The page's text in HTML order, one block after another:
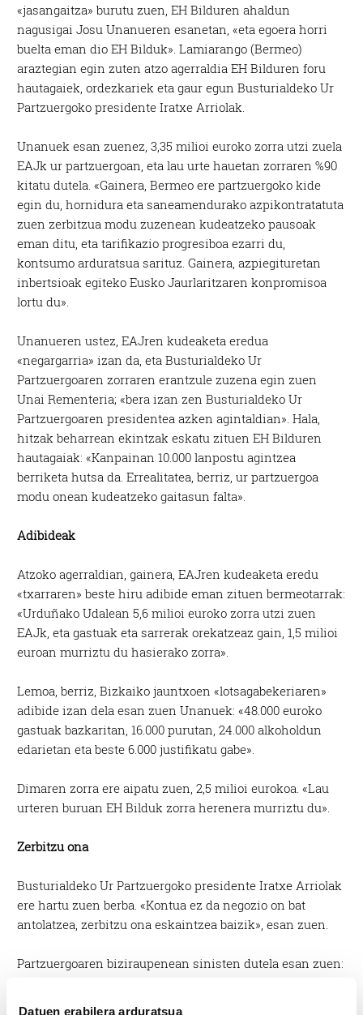
Datuen erabilera arduratsua
«jasangaitza» burutu zuen, EH Bilduren ahaldun
nagusigai Josu Unanueren esanetan, «eta egoera horri
buelta eman dio EH Bilduk». Lamiarango (Bermeo)
araztegian egin zuten atzo agerraldia EH Bilduren foru
hautagaiek, ordezkariek eta gaur egun Busturialdeko Ur
Partzuergoko presidente Iratxe Arriolak.
Unanuek esan zuenez, 3,35 milioi euroko zorra utzi zuela
EAJk ur partzuergoan, eta lau urte hauetan zorraren %90
kitatu dutela. «Gainera, Bermeo ere partzuergoko kide
egin du, hornidura eta saneamendurako azpikontratatuta
zuen zerbitzua modu zuzenean kudeatzeko pausoak
eman ditu, eta tarifikazio progresiboa ezarri du,
kontsumo arduratsua sarituz. Gainera, azpiegituretan
inbertsioak egiteko Eusko Jaurlaritzaren konpromisoa
lortu du».
Unanueren ustez, EAJren kudeaketa eredua
«negargarria» izan da, eta Busturialdeko Ur
Partzuergoaren zorraren erantzule zuzena egin zuen
Unai Rementeria; «bera izan zen Busturialdeko Ur
Partzuergoaren presidentea azken agintaldian». Hala,
hitzak beharrean ekintzak eskatu zituen EH Bilduren
hautagaiak: «Kanpainan 10.000 lanpostu agintzea
berriketa hutsa da. Errealitatea, berriz, ur partzuergoa
modu onean kudeatzeko gaitasun falta».
Adibideak
Atzoko agerraldian, gainera, EAJren kudeaketa eredu
«txarraren» beste hiru adibide eman zituen bermeotarrak:
«Urduñako Udalean 5,6 milioi euroko zorra utzi zuen
EAJk, eta gastuak eta sarrerak orekatzeaz gain, 1,5 milioi
euroan murriztu du hasierako zorra».
Lemoa, berriz, Bizkaiko jauntxoen «lotsagabekeriaren»
adibide izan dela esan zuen Unanuek: «48.000 euroko
gastuak bazkaritan, 16.000 purutan, 24.000 alkoholdun
edarietan eta beste 6.000 justifikatu gabe».
Dimaren zorra ere aipatu zuen, 2,5 milioi eurokoa. «Lau
urteren buruan EH Bilduk zorra herenera murriztu du».
Zerbitzu ona
Busturialdeko Ur Partzuergoko presidente Iratxe Arriolak
ere hartu zuen berba. «Kontua ez da negozio on bat
antolatzea, zerbitzu ona eskaintzea baizik», esan zuen.
Partzuergoaren biziraupenean sinisten dutela esan zuen: